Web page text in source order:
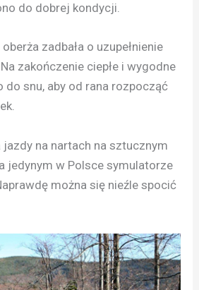
do dobrej kondycji.
zadbała o uzupełnienie
zakończenie ciepłe i wygodne
do snu, aby od rana rozpocząć
jazdy na nartach na sztucznym
jedynym w Polsce symulatorze
można się nieźle spocić